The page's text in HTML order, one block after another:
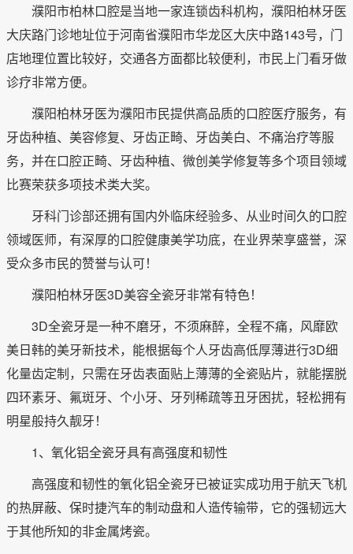
濮阳市柏林口腔是当地一家连锁齿科机构，濮阳柏林牙医
大庆路门诊地址位于河南省濮阳市华龙区大庆中路143号，门
店地理位置比较好，交通各方面都比较便利，市民上门看牙做
诊疗非常方便。
濮阳柏林牙医为濮阳市民提供高品质的口腔医疗服务，有
牙齿种植、美容修复、牙齿正畸、牙齿美白、不痛治疗等服
务，并在口腔正畸、牙齿种植、微创美学修复等多个项目领域
比赛荣获多项技术类大奖。
牙科门诊部还拥有国内外临床经验多、从业时间久的口腔
领域医师，有深厚的口腔健康美学功底，在业界荣享盛誉，深
受众多市民的赞誉与认可！
濮阳柏林牙医3D美容全瓷牙非常有特色！
3D全瓷牙是一种不磨牙，不须麻醉，全程不痛，风靡欧
美日韩的美牙新技术，能根据每个人牙齿高低厚薄进行3D细
化量齿定制，只需在牙齿表面贴上薄薄的全瓷贴片，就能摆脱
四环素牙、氟斑牙、个小牙、牙列稀疏等丑牙困扰，轻松拥有
明星般持久靓牙！
1、氧化铝全瓷牙具有高强度和韧性
高强度和韧性的氧化铝全瓷牙已被证实成功用于航天飞机
的热屏蔽、保时捷汽车的制动盘和人造传输带，它的强韧远大
于其他所知的非金属烤瓷。